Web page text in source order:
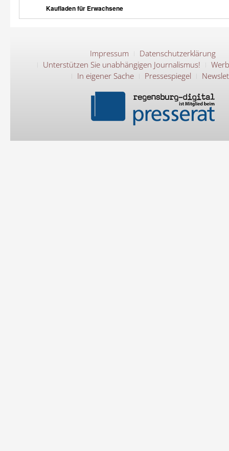
Kaufladen für Erwachsene
Impressum
Datenschutzerklärung
Unterstützen Sie unabhängigen Journalismus!
In eigener Sache
Pressespiegel